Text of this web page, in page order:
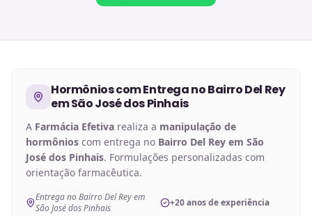
Hormônioscom Entrega noBairro Del Rey
em São José dos Pinhais
A Farmácia Efetiva realiza a manipulação de
hormônios com entrega no Bairro Del Rey em São
José dos Pinhais. Formulações personalizadas com
orientação farmacêutica.
Entrega no Bairro Del Rey em
São José dos Pinhais
+20 anos de experiência